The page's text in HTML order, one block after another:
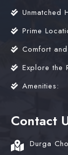
Unmatched
Prime
Comfort
Explore the
Amenities:
Contact
Durga